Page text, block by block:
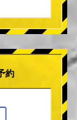
約